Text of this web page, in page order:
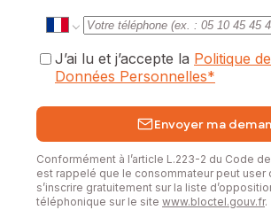
J’ai lu et j’accepte la Politique
Données Personnelles*
Envoyer ma
Conformément à l’article L.223-2 du Code
est rappelé que le consommateur peut user
s’inscrire gratuitement sur la liste
téléphonique sur le site www.bloctel.gouv.fr.